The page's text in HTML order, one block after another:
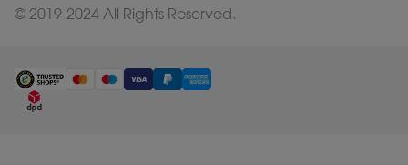
© 2019-2024 All Rights Reserved.